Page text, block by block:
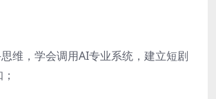
维，学会调用AI专业系统，建立短剧